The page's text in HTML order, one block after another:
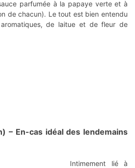
parfumée à la papaye verte et à
de chacun). Le tout est bien entendu
aromatiques, de laitue et de fleur de
– En-cas idéal des lendemains
Intimement lié à